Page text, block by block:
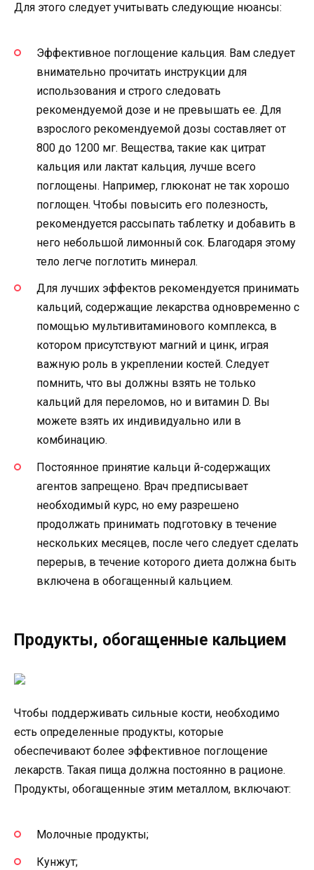
Для этого следует учитывать следующие нюансы:
Эффективное поглощение кальция. Вам следует
внимательно прочитать инструкции для
использования и строго следовать
рекомендуемой дозе и не превышать ее. Для
взрослого рекомендуемой дозы составляет от
800 до 1200 мг. Вещества, такие как цитрат
кальция или лактат кальция, лучше всего
поглощены. Например, глюконат не так хорошо
поглощен. Чтобы повысить его полезность,
рекомендуется рассыпать таблетку и добавить в
него небольшой лимонный сок. Благодаря этому
тело легче поглотить минерал.
Для лучших эффектов рекомендуется принимать
кальций, содержащие лекарства одновременно с
помощью мультивитаминового комплекса, в
котором присутствуют магний и цинк, играя
важную роль в укреплении костей. Следует
помнить, что вы должны взять не только
кальций для переломов, но и витамин D. Вы
можете взять их индивидуально или в
комбинацию.
Постоянное принятие кальци й-содержащих
агентов запрещено. Врач предписывает
необходимый курс, но ему разрешено
продолжать принимать подготовку в течение
нескольких месяцев, после чего следует сделать
перерыв, в течение которого диета должна быть
включена в обогащенный кальцием.
Продукты, обогащенные кальцием
Чтобы поддерживать сильные кости, необходимо
есть определенные продукты, которые
обеспечивают более эффективное поглощение
лекарств. Такая пища должна постоянно в рационе.
Продукты, обогащенные этим металлом, включают:
Молочные продукты;
Кунжут;